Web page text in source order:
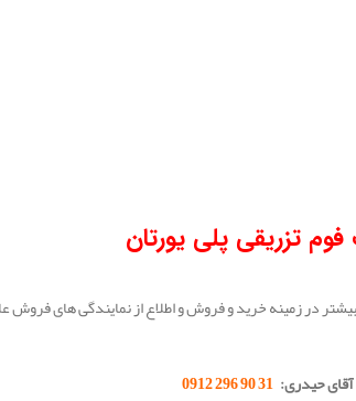
تزریقی پلی یورتان
در زمینه خرید و فروش و اطلاع از نمایندگی های فروش
آقای حیدری: 31 90 296 0912